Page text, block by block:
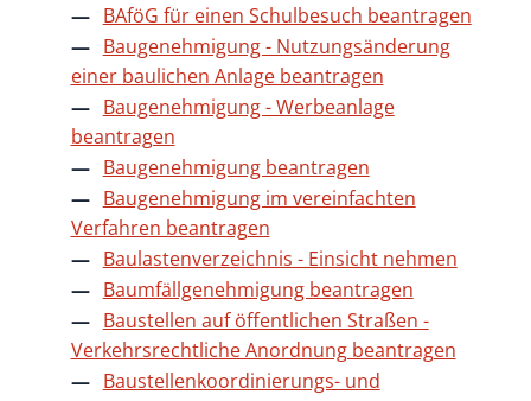
BAföG für einen Schulbesuch beantragen
Baugenehmigung - Nutzungsänderung
einer baulichen Anlage beantragen
Baugenehmigung - Werbeanlage
beantragen
Baugenehmigung beantragen
Baugenehmigung im vereinfachten
Verfahren beantragen
Baulastenverzeichnis - Einsicht nehmen
Baumfällgenehmigung beantragen
Baustellen auf öffentlichen Straßen -
Verkehrsrechtliche Anordnung beantragen
Baustellenkoordinierungs- und